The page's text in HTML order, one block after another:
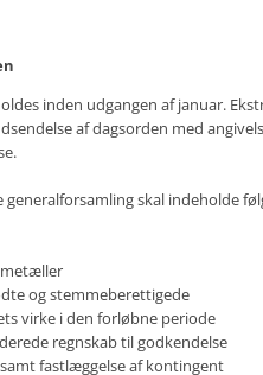
inden udgangen af januar.
af dagsorden med
skal indeholde
og stemmeberettigede
virke i den forløbne periode
regnskab til godkendelse
fastlæggelse af kontingent